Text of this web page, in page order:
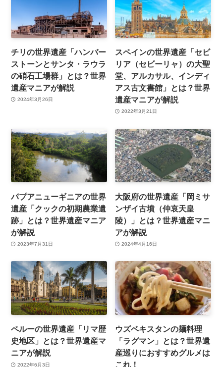
チリの世界遺産「ハンバー
ストーンとサンタ・ラウラ
の硝石工場群」とは？世界
遺産マニアが解説
2024年3月26日
スペインの世界遺産「セビ
リア（セビーリャ）の大聖
堂、アルカサル、インディ
アス古文書館」とは？世界
遺産マニアが解説
2022年3月21日
パプアニューギニアの世界
遺産「クックの初期農業遺
跡」とは？世界遺産マニア
が解説
2023年7月31日
大阪府の世界遺産「岡ミサ
ンザイ古墳（仲哀天皇
陵）」とは？世界遺産マニ
アが解説
2024年4月16日
ペルーの世界遺産「リマ歴
史地区」とは？世界遺産マ
ニアが解説
2022年6月3日
ウズベキスタンの麺料理
「ラグマン」とは？世界遺
産巡りにおすすめグルメは
これ！